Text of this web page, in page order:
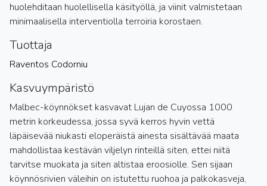
huolehditaan huolellisella käsityöllä, ja viinit valmistetaan
minimaalisella interventiolla terroiria korostaen.
Tuottaja
Raventos Codorniu
Kasvuympäristö
Malbec-köynnökset kasvavat Lujan de Cuyossa 1000
metrin korkeudessa, jossa syvä kerros hyvin vettä
läpäisevää niukasti eloperäistä ainesta sisältävää maata
mahdollistaa kestävän viljelyn rinteillä siten, ettei niitä
tarvitse muokata ja siten altistaa eroosiolle. Sen sijaan
köynnösrivien väleihin on istutettu ruohoa ja palkokasveja,